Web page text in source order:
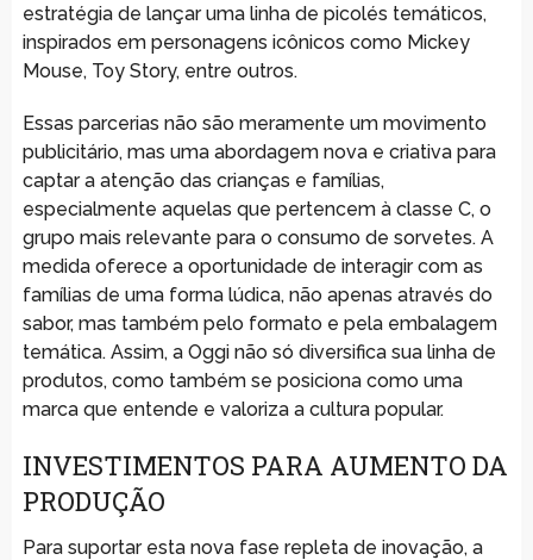
estratégia de lançar uma linha de picolés temáticos,
inspirados em personagens icônicos como Mickey
Mouse, Toy Story, entre outros.
Essas parcerias não são meramente um movimento
publicitário, mas uma abordagem nova e criativa para
captar a atenção das crianças e famílias,
especialmente aquelas que pertencem à classe C, o
grupo mais relevante para o consumo de sorvetes. A
medida oferece a oportunidade de interagir com as
famílias de uma forma lúdica, não apenas através do
sabor, mas também pelo formato e pela embalagem
temática. Assim, a Oggi não só diversifica sua linha de
produtos, como também se posiciona como uma
marca que entende e valoriza a cultura popular.
INVESTIMENTOS PARA AUMENTO DA
PRODUÇÃO
Para suportar esta nova fase repleta de inovação, a